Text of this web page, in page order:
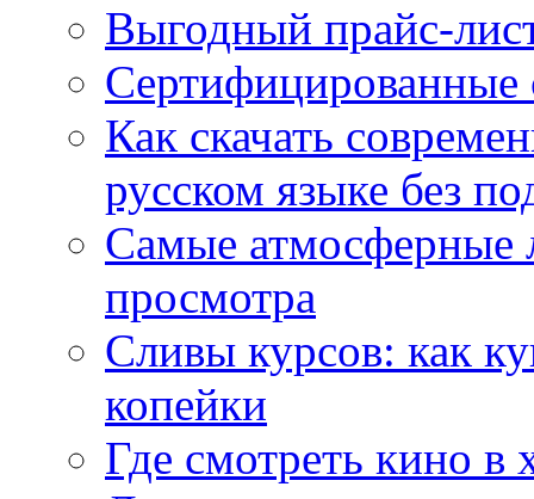
Выгодный прайс-
Как скачать
русском языке без
Самые атмосферные
просмотра
Сливы курсов: как
копейки
Где смотреть кино в